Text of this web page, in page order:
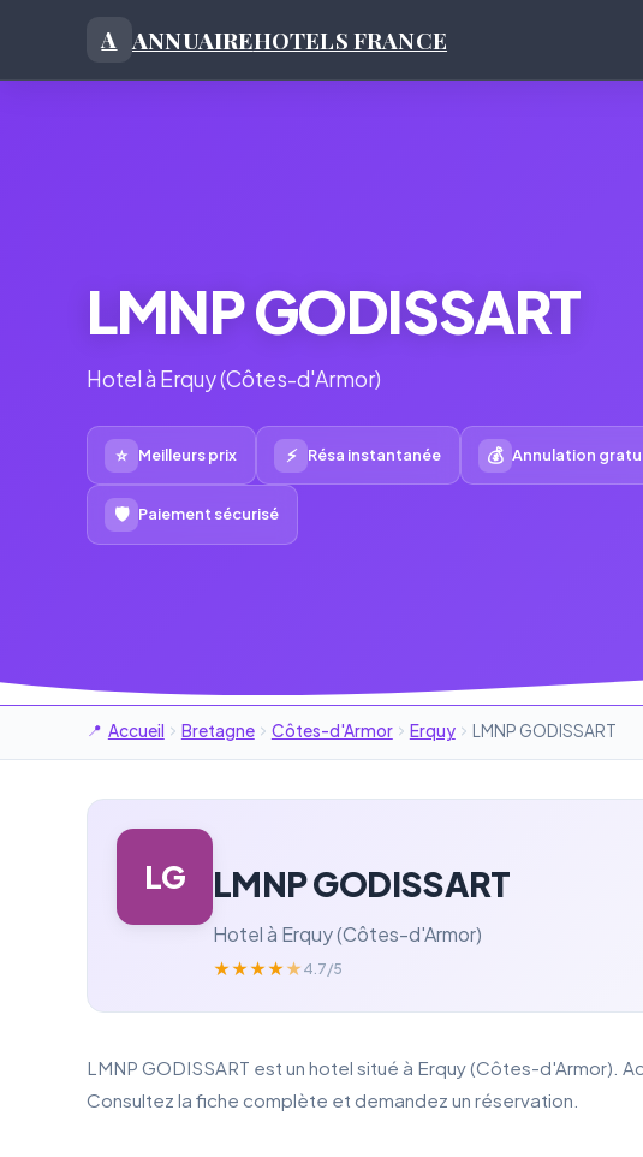
A ANNUAIREHOTELS FRANCE
LMNP GODISSART
Hotel à Erquy (Côtes-d'Armor)
⭐ Meilleurs prix ⚡ Résa instantanée 💰 Annulation
🛡 Paiement sécurisé
Accueil Bretagne Côtes-d'Armor Erquy LMNP GODISSART
LG LMNP GODISSART
Hotel à Erquy (Côtes-d'Armor)
★★★★★ 4.7/5
LMNP GODISSART est un hotel situé à Erquy (Côtes-d'Armor).
Consultez la fiche complète et demandez un réservation.